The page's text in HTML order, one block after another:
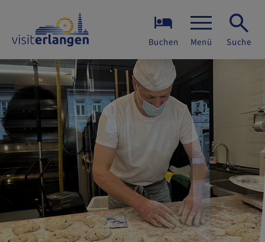
Buchen Menü Suche